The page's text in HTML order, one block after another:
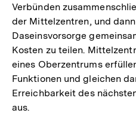
Verbünden
der Mittelzentren, und
Daseinsvorsorge
Kosten zu teilen.
eines Oberzentrums
Funktionen und gleichen
Erreichbarkeit des
aus.